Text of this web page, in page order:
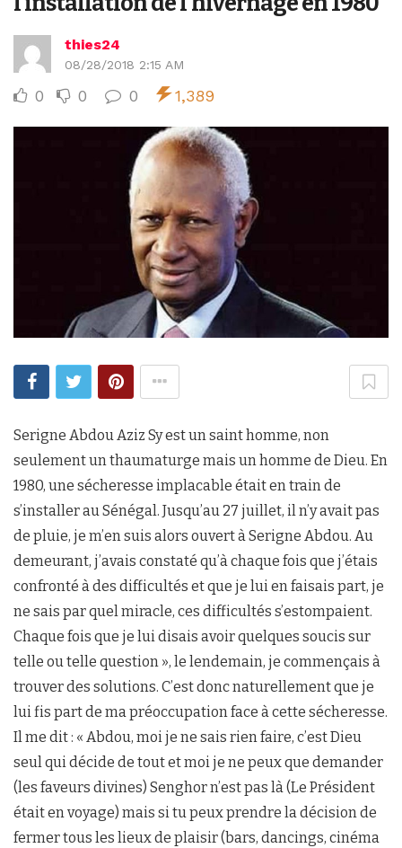
thies24
08/28/2018 2:15 AM
0 0 0 1,389
Serigne Abdou Aziz Sy est un saint homme, non
seulement un thaumaturge mais un homme de Dieu. En
1980, une sécheresse implacable était en train de
s’installer au Sénégal. Jusqu’au 27 juillet, il n’y avait pas
de pluie, je m’en suis alors ouvert à Serigne Abdou. Au
demeurant, j’avais constaté qu’à chaque fois que j’étais
confronté à des difficultés et que je lui en faisais part, je
ne sais par quel miracle, ces difficultés s’estompaient.
Chaque fois que je lui disais avoir quelques soucis sur
telle ou telle question », le lendemain, je commençais à
trouver des solutions. C’est donc naturellement que je
lui fis part de ma préoccupation face à cette sécheresse.
Il me dit : « Abdou, moi je ne sais rien faire, c’est Dieu
seul qui décide de tout et moi je ne peux que demander
(les faveurs divines) Senghor n’est pas là (Le Président
était en voyage) mais si tu peux prendre la décision de
fermer tous les lieux de plaisir (bars, dancings, cinéma